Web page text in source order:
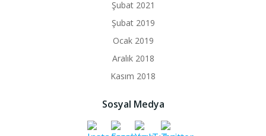
Şubat 2021
Şubat 2019
Ocak 2019
Aralık 2018
Kasım 2018
Sosyal Medya